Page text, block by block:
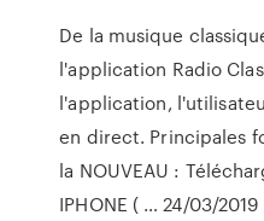
De la musique
l'application Radio
l'application,
en direct. Principales
la NOUVEAU :
IPHONE ( … 24/03/